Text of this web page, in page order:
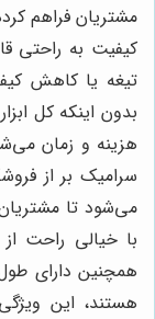
مشتریان فراهم
کیفیت به راحتی
تیغه یا کاهش
بدون اینکه کل
هزینه و زمان
سرامیک بر از
می‌شود تا
با خیالی راحت از
همچنین دارای
هستند، این